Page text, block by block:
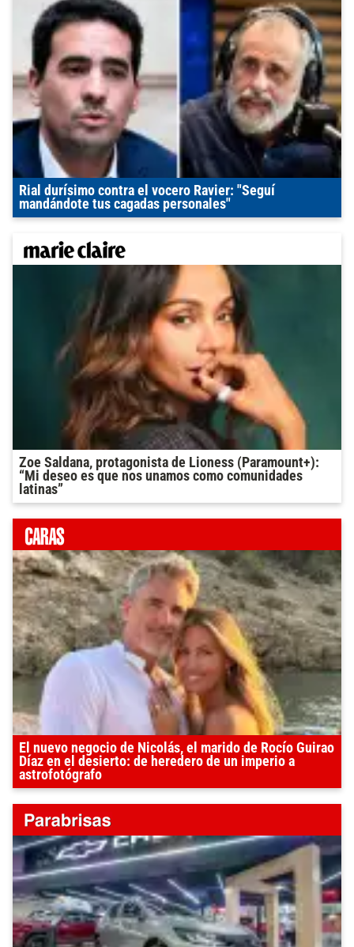
Rial durísimo contra el vocero Ravier: "Seguí
mandándote tus cagadas personales"
Zoe Saldana, protagonista de Lioness (Paramount+):
“Mi deseo es que nos unamos como comunidades
latinas”
El nuevo negocio de Nicolás, el marido de Rocío Guirao
Díaz en el desierto: de heredero de un imperio a
astrofotógrafo